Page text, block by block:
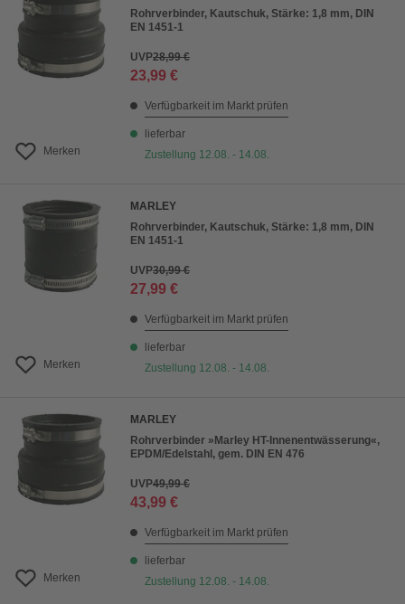
Merken
Rohrverbinder, Kautschuk, Stärke: 1,8 mm, DIN
EN 1451-1
UVP28,99 €
23,99 €
Verfügbarkeit im Markt prüfen
lieferbar
Zustellung 12.08. - 14.08.
Merken
MARLEY
Rohrverbinder, Kautschuk, Stärke: 1,8 mm, DIN
EN 1451-1
UVP30,99 €
27,99 €
Verfügbarkeit im Markt prüfen
lieferbar
Zustellung 12.08. - 14.08.
Merken
MARLEY
Rohrverbinder »Marley HT-Innenentwässerung«,
EPDM/Edelstahl, gem. DIN EN 476
UVP49,99 €
43,99 €
Verfügbarkeit im Markt prüfen
lieferbar
Zustellung 12.08. - 14.08.